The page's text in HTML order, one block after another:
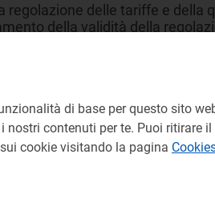
delle tariffe e della
della validità della
di base per questo sito
contenuti per te. Puoi ritirare il
cookie visitando la pagina